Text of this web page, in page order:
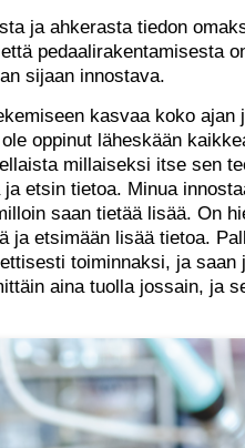
ja ahkerasta tiedon
pedaalirakentamisesta
sijaan innostava.
kasvaa koko ajan
oppinut läheskään
millaiseksi itse sen
etsin tietoa. Minua
saan tietää lisää. On
ja etsimään lisää tietoa.
toiminnaksi, ja saan
aina tuolla jossain, ja